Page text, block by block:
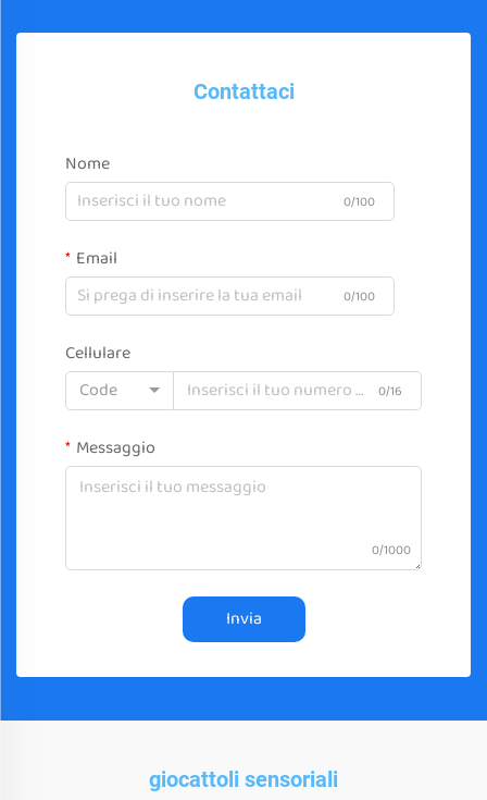
Contattaci
Nome
0/100
Email
0/100
Cellulare
Code
0/16
Messaggio
0/1000
Invia
giocattoli sensoriali